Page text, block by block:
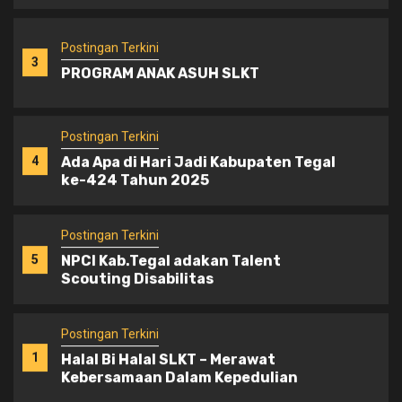
PROGRAM ANAK ASUH SLKT
Ada Apa di Hari Jadi Kabupaten Tegal
ke-424 Tahun 2025
NPCI Kab.Tegal adakan Talent
Scouting Disabilitas
Halal Bi Halal SLKT – Merawat
Kebersamaan Dalam Kepedulian